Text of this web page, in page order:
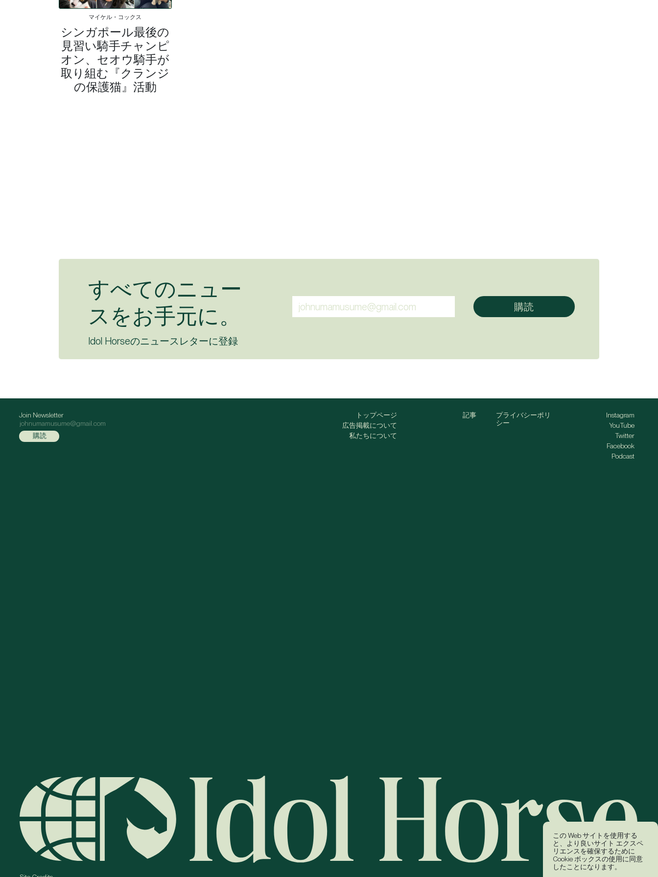
この Web サイトを使用する
と、より良いサイト エクスペ
リエンスを確保するために
Cookie ボックスの使用に同意
したことになります。
マイケル・コックス
シンガポール最後の
見習い騎手チャンピ
オン、セオウ騎手が
取り組む『クランジ
の保護猫』活動
すべてのニュー
スをお手元に。
Idol Horseのニュースレターに登録
Join Newsletter
トップページ
広告掲載について
私たちについて
記事
プライバシーポリ
シー
Instagram
YouTube
Twitter
Facebook
Podcast